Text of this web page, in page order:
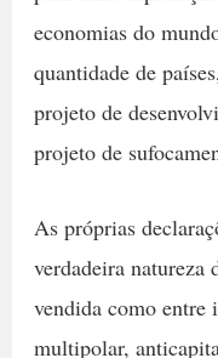
economias do
quantidade de
projeto de
projeto de
As próprias
verdadeira natureza
vendida como entre
multipolar,